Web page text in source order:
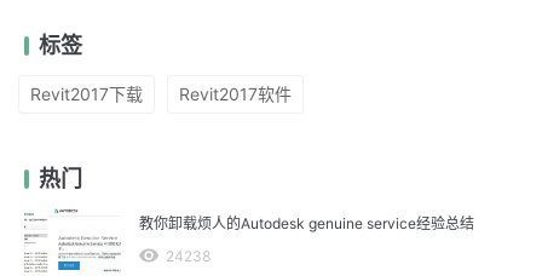
标签
Revit2017下载 Revit2017软件
热门
教你卸载烦人的Autodesk genuine service经验总结
24238